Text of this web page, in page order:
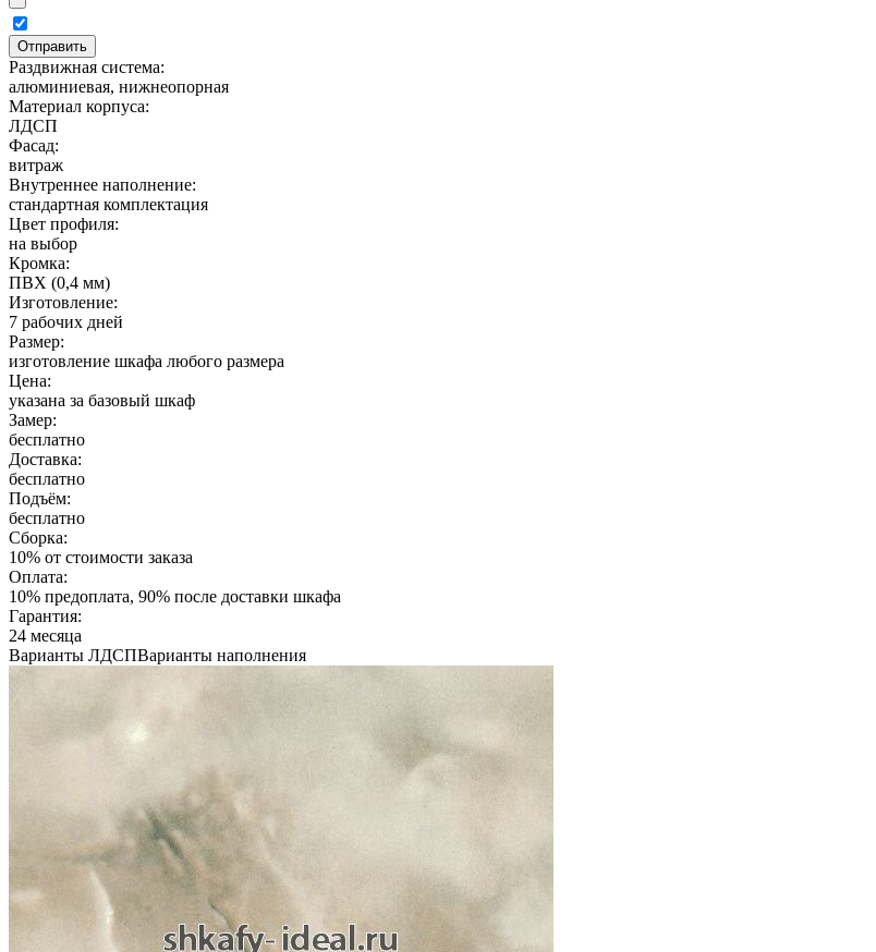
Раздвижная система:
алюминиевая, нижнеопорная
Материал корпуса:
ЛДСП
Фасад:
витраж
Внутреннее наполнение:
стандартная комплектация
Цвет профиля:
на выбор
Кромка:
ПВХ (0,4 мм)
Изготовление:
7 рабочих дней
Размер:
изготовление шкафа любого размера
Цена:
указана за базовый шкаф
Замер:
бесплатно
Доставка:
бесплатно
Подъём:
бесплатно
Сборка:
10% от стоимости заказа
Оплата:
10% предоплата, 90% после доставки шкафа
Гарантия:
24 месяца
Варианты ЛДСПВарианты наполнения